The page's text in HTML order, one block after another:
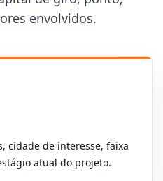
envolvidos.
cidade de interesse, faixa
atual do projeto.